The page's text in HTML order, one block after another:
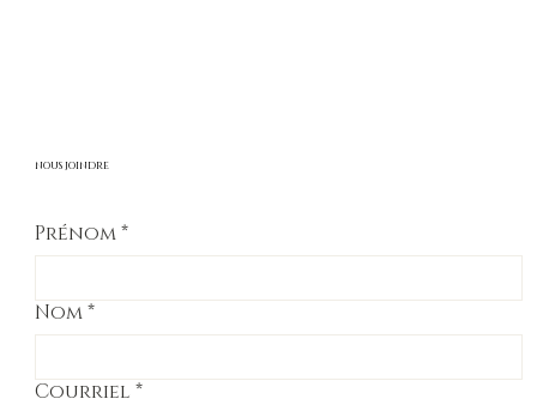
NOUS JOINDRE
Prénom *
Nom *
Courriel *